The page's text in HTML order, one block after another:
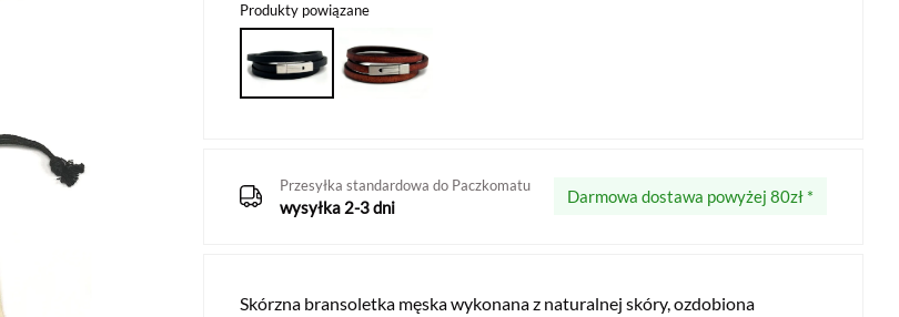
Produkty powiązane
Przesyłka standardowa do Paczkomatu
wysyłka 2-3 dni
Darmowa dostawa powyżej 80zł *
Skórzna bransoletka męska wykonana z naturalnej skóry, ozdobiona